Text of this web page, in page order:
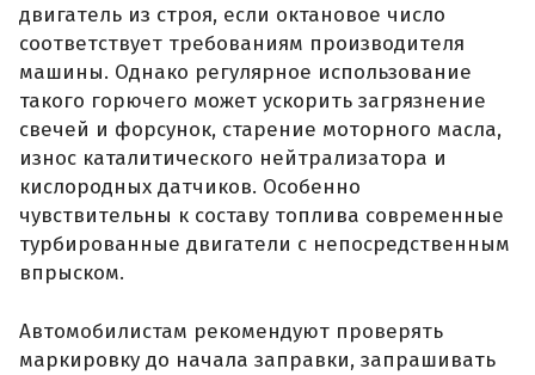
двигатель из строя, если октановое число
соответствует требованиям производителя
машины. Однако регулярное использование
такого горючего может ускорить загрязнение
свечей и форсунок, старение моторного масла,
износ каталитического нейтрализатора и
кислородных датчиков. Особенно
чувствительны к составу топлива современные
турбированные двигатели с непосредственным
впрыском.
Автомобилистам рекомендуют проверять
маркировку до начала заправки, запрашивать